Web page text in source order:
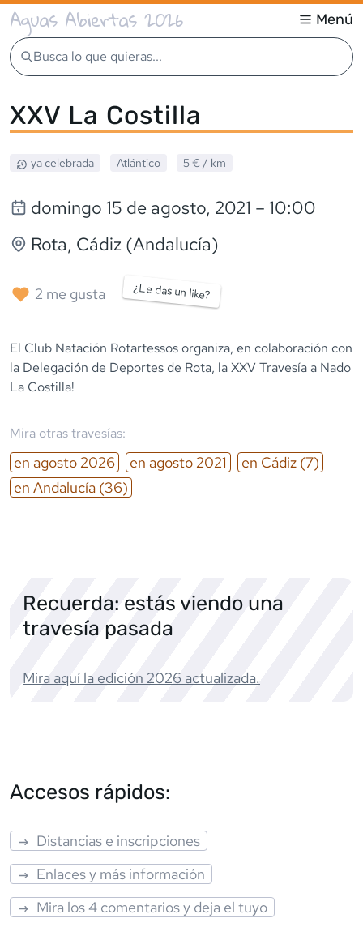
Aguas Abiertas 2026 Menú
Busca lo que quieras...
XXV La Costilla
ya celebrada Atlántico 5 € / km
domingo 15 de agosto, 2021 – 10:00
Rota, Cádiz (Andalucía)
2 me gusta ¿Le das un like?
El Club Natación Rotartessos organiza, en colaboración con
la Delegación de Deportes de Rota, la XXV Travesía a Nado
La Costilla!
Mira otras travesías:
en agosto 2026 en agosto 2021 en Cádiz (7)
en Andalucía (36)
Recuerda: estás viendo una
travesía pasada
Mira aquí la edición 2026 actualizada.
Accesos rápidos:
Distancias e inscripciones
Enlaces y más información
Mira los 4 comentarios y deja el tuyo